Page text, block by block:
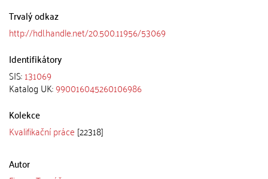
Trvalý odkaz
http://hdl.handle.net/20.500.11956/53069
Identifikátory
SIS:131069
Katalog UK:990016045260106986
Kolekce
Kvalifikační práce [22318]
Autor